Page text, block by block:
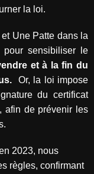
la loi.
Une Patte dans la
pour sensibiliser le
et à la fin du
Or, la loi impose
du certificat
afin de prévenir les
2023, nous
règles, confirmant